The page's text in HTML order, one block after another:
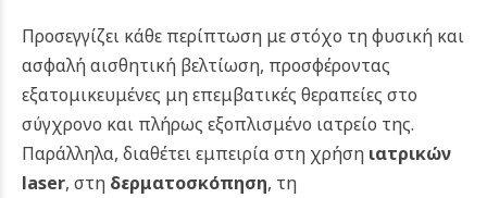
Προσεγγίζει κάθε περίπτωση με στόχο τη φυσική και
ασφαλή αισθητική βελτίωση, προσφέροντας
εξατομικευμένες μη επεμβατικές θεραπείες στο
σύγχρονο και πλήρως εξοπλισμένο ιατρείο της.
Παράλληλα, διαθέτει εμπειρία στη χρήση ιατρικών
laser, στη δερματοσκόπηση, τη